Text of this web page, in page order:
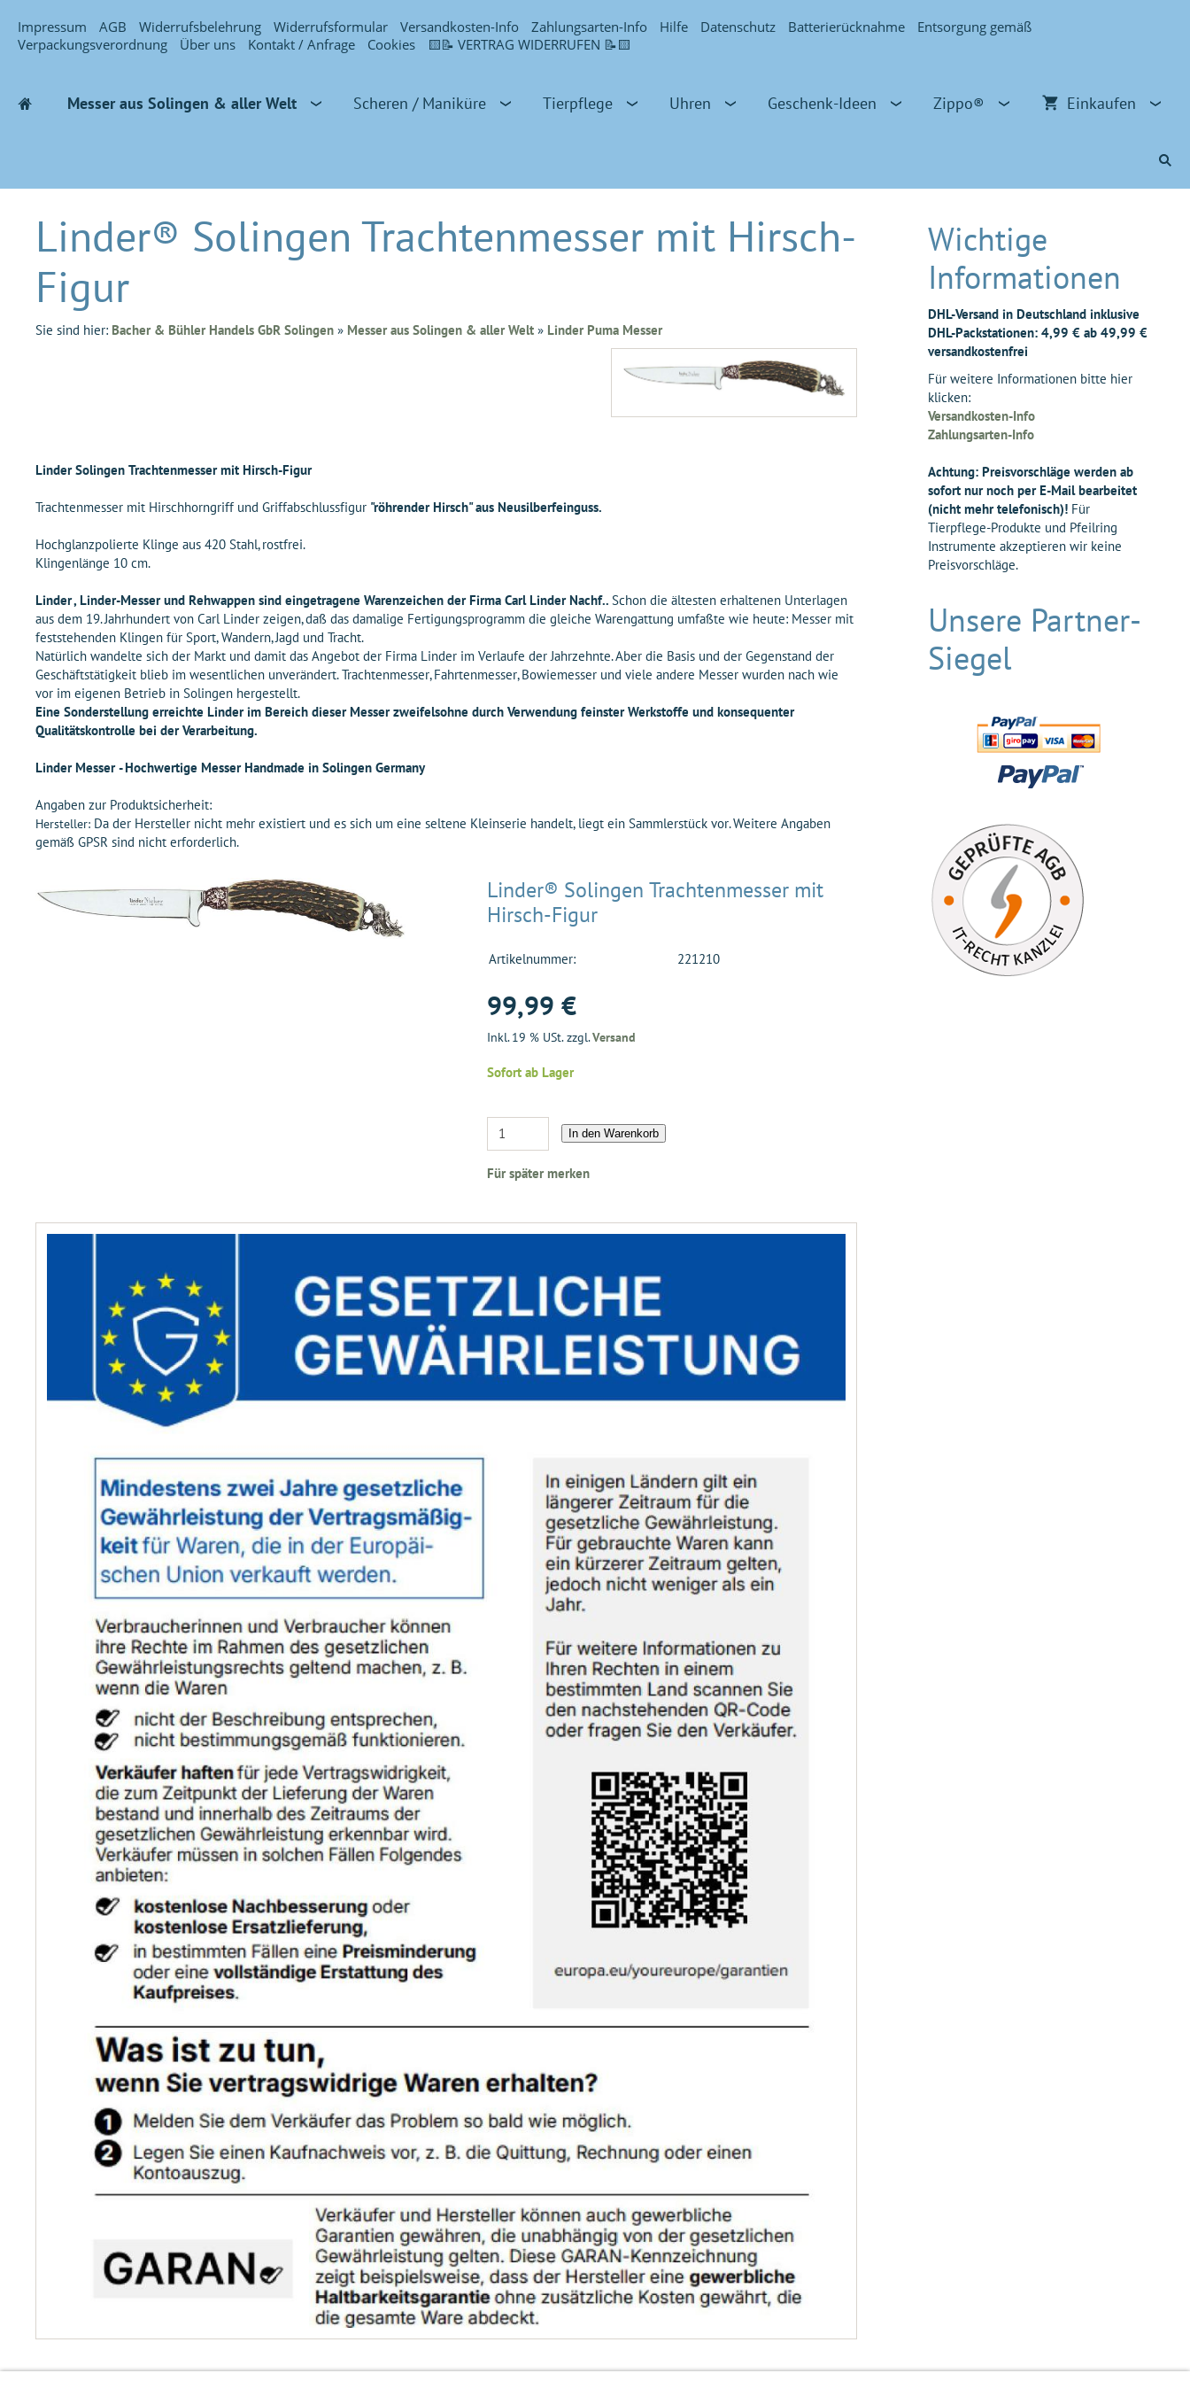
Impressum AGB Widerrufsbelehrung Widerrufsformular Versandkosten-Info Zahlungsarten-Info Hilfe Datenschutz Batterierücknahme
Entsorgung gemäß
Verpackungsverordnung
Über uns Kontakt / Anfrage Cookies 🟨📝 VERTRAG WIDERRUFEN 📝🟨
Messer aus Solingen & aller Welt Scheren / Maniküre Tierpflege Uhren Geschenk-Ideen Zippo® Einkaufen
Linder® Solingen Trachtenmesser mit Hirsch-
Figur
Sie sind hier: Bacher & Bühler Handels GbR Solingen » Messer aus Solingen & aller Welt » Linder Puma Messer
Linder Solingen Trachtenmesser mit Hirsch-Figur
Trachtenmesser mit Hirschhorngriff und Griffabschlussfigur "röhrender Hirsch" aus Neusilberfeinguss.
Hochglanzpolierte Klinge aus 420 Stahl, rostfrei.
Klingenlänge 10 cm.
Linder , Linder-Messer und Rehwappen sind eingetragene Warenzeichen der Firma Carl Linder Nachf.. Schon die ältesten erhaltenen Unterlagen
aus dem 19. Jahrhundert von Carl Linder zeigen, daß das damalige Fertigungsprogramm die gleiche Warengattung umfaßte wie heute: Messer mit
feststehenden Klingen für Sport, Wandern, Jagd und Tracht.
Natürlich wandelte sich der Markt und damit das Angebot der Firma Linder im Verlaufe der Jahrzehnte. Aber die Basis und der Gegenstand der
Geschäftstätigkeit blieb im wesentlichen unverändert. Trachtenmesser, Fahrtenmesser, Bowiemesser und viele andere Messer wurden nach wie
vor im eigenen Betrieb in Solingen hergestellt.
Eine Sonderstellung erreichte Linder im Bereich dieser Messer zweifelsohne durch Verwendung feinster Werkstoffe und konsequenter
Qualitätskontrolle bei der Verarbeitung.
Linder Messer - Hochwertige Messer Handmade in Solingen Germany
Angaben zur Produktsicherheit:
Hersteller: Da der Hersteller nicht mehr existiert und es sich um eine seltene Kleinserie handelt, liegt ein Sammlerstück vor. Weitere Angaben
gemäß GPSR sind nicht erforderlich.
Linder® Solingen Trachtenmesser mit
Hirsch-Figur
Artikelnummer: 221210
99,99 €
Inkl. 19 % USt. zzgl.Versand
Sofort ab Lager
In den Warenkorb
Für später merken
Wichtige
Informationen
DHL-Versand in Deutschland inklusive
DHL-Packstationen: 4,99 € ab 49,99 €
versandkostenfrei
Für weitere Informationen bitte hier
klicken:
Versandkosten-Info
Zahlungsarten-Info
Achtung: Preisvorschläge werden ab
sofort nur noch per E-Mail bearbeitet
(nicht mehr telefonisch)! Für
Tierpflege-Produkte und Pfeilring
Instrumente akzeptieren wir keine
Preisvorschläge.
Unsere Partner-
Siegel